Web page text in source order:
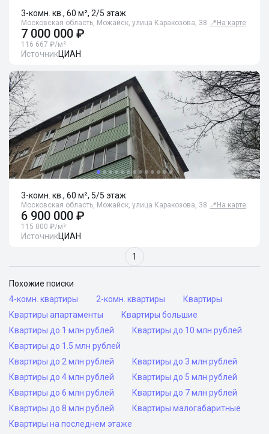
3-комн. кв., 60 м², 2/5 этаж
Московская область, Можайск, улица Каракозова, 38 📍 На карте
7 000 000 ₽
116 667 ₽/м²
ИсточникЦИАН
3-комн. кв., 60 м², 5/5 этаж
Московская область, Можайск, улица Каракозова, 38 📍 На карте
6 900 000 ₽
115 000 ₽/м²
ИсточникЦИАН
1
Похожие поиски
4-комн. квартиры
2-комн. квартиры
Квартиры
Квартиры апартаменты
Квартиры большие
Квартиры до 1 млн рублей
Квартиры до 10 млн рублей
Квартиры до 1.5 млн рублей
Квартиры до 2 млн рублей
Квартиры до 3 млн рублей
Квартиры до 4 млн рублей
Квартиры до 5 млн рублей
Квартиры до 6 млн рублей
Квартиры до 7 млн рублей
Квартиры до 8 млн рублей
Квартиры малогабаритные
Квартиры на последнем этаже